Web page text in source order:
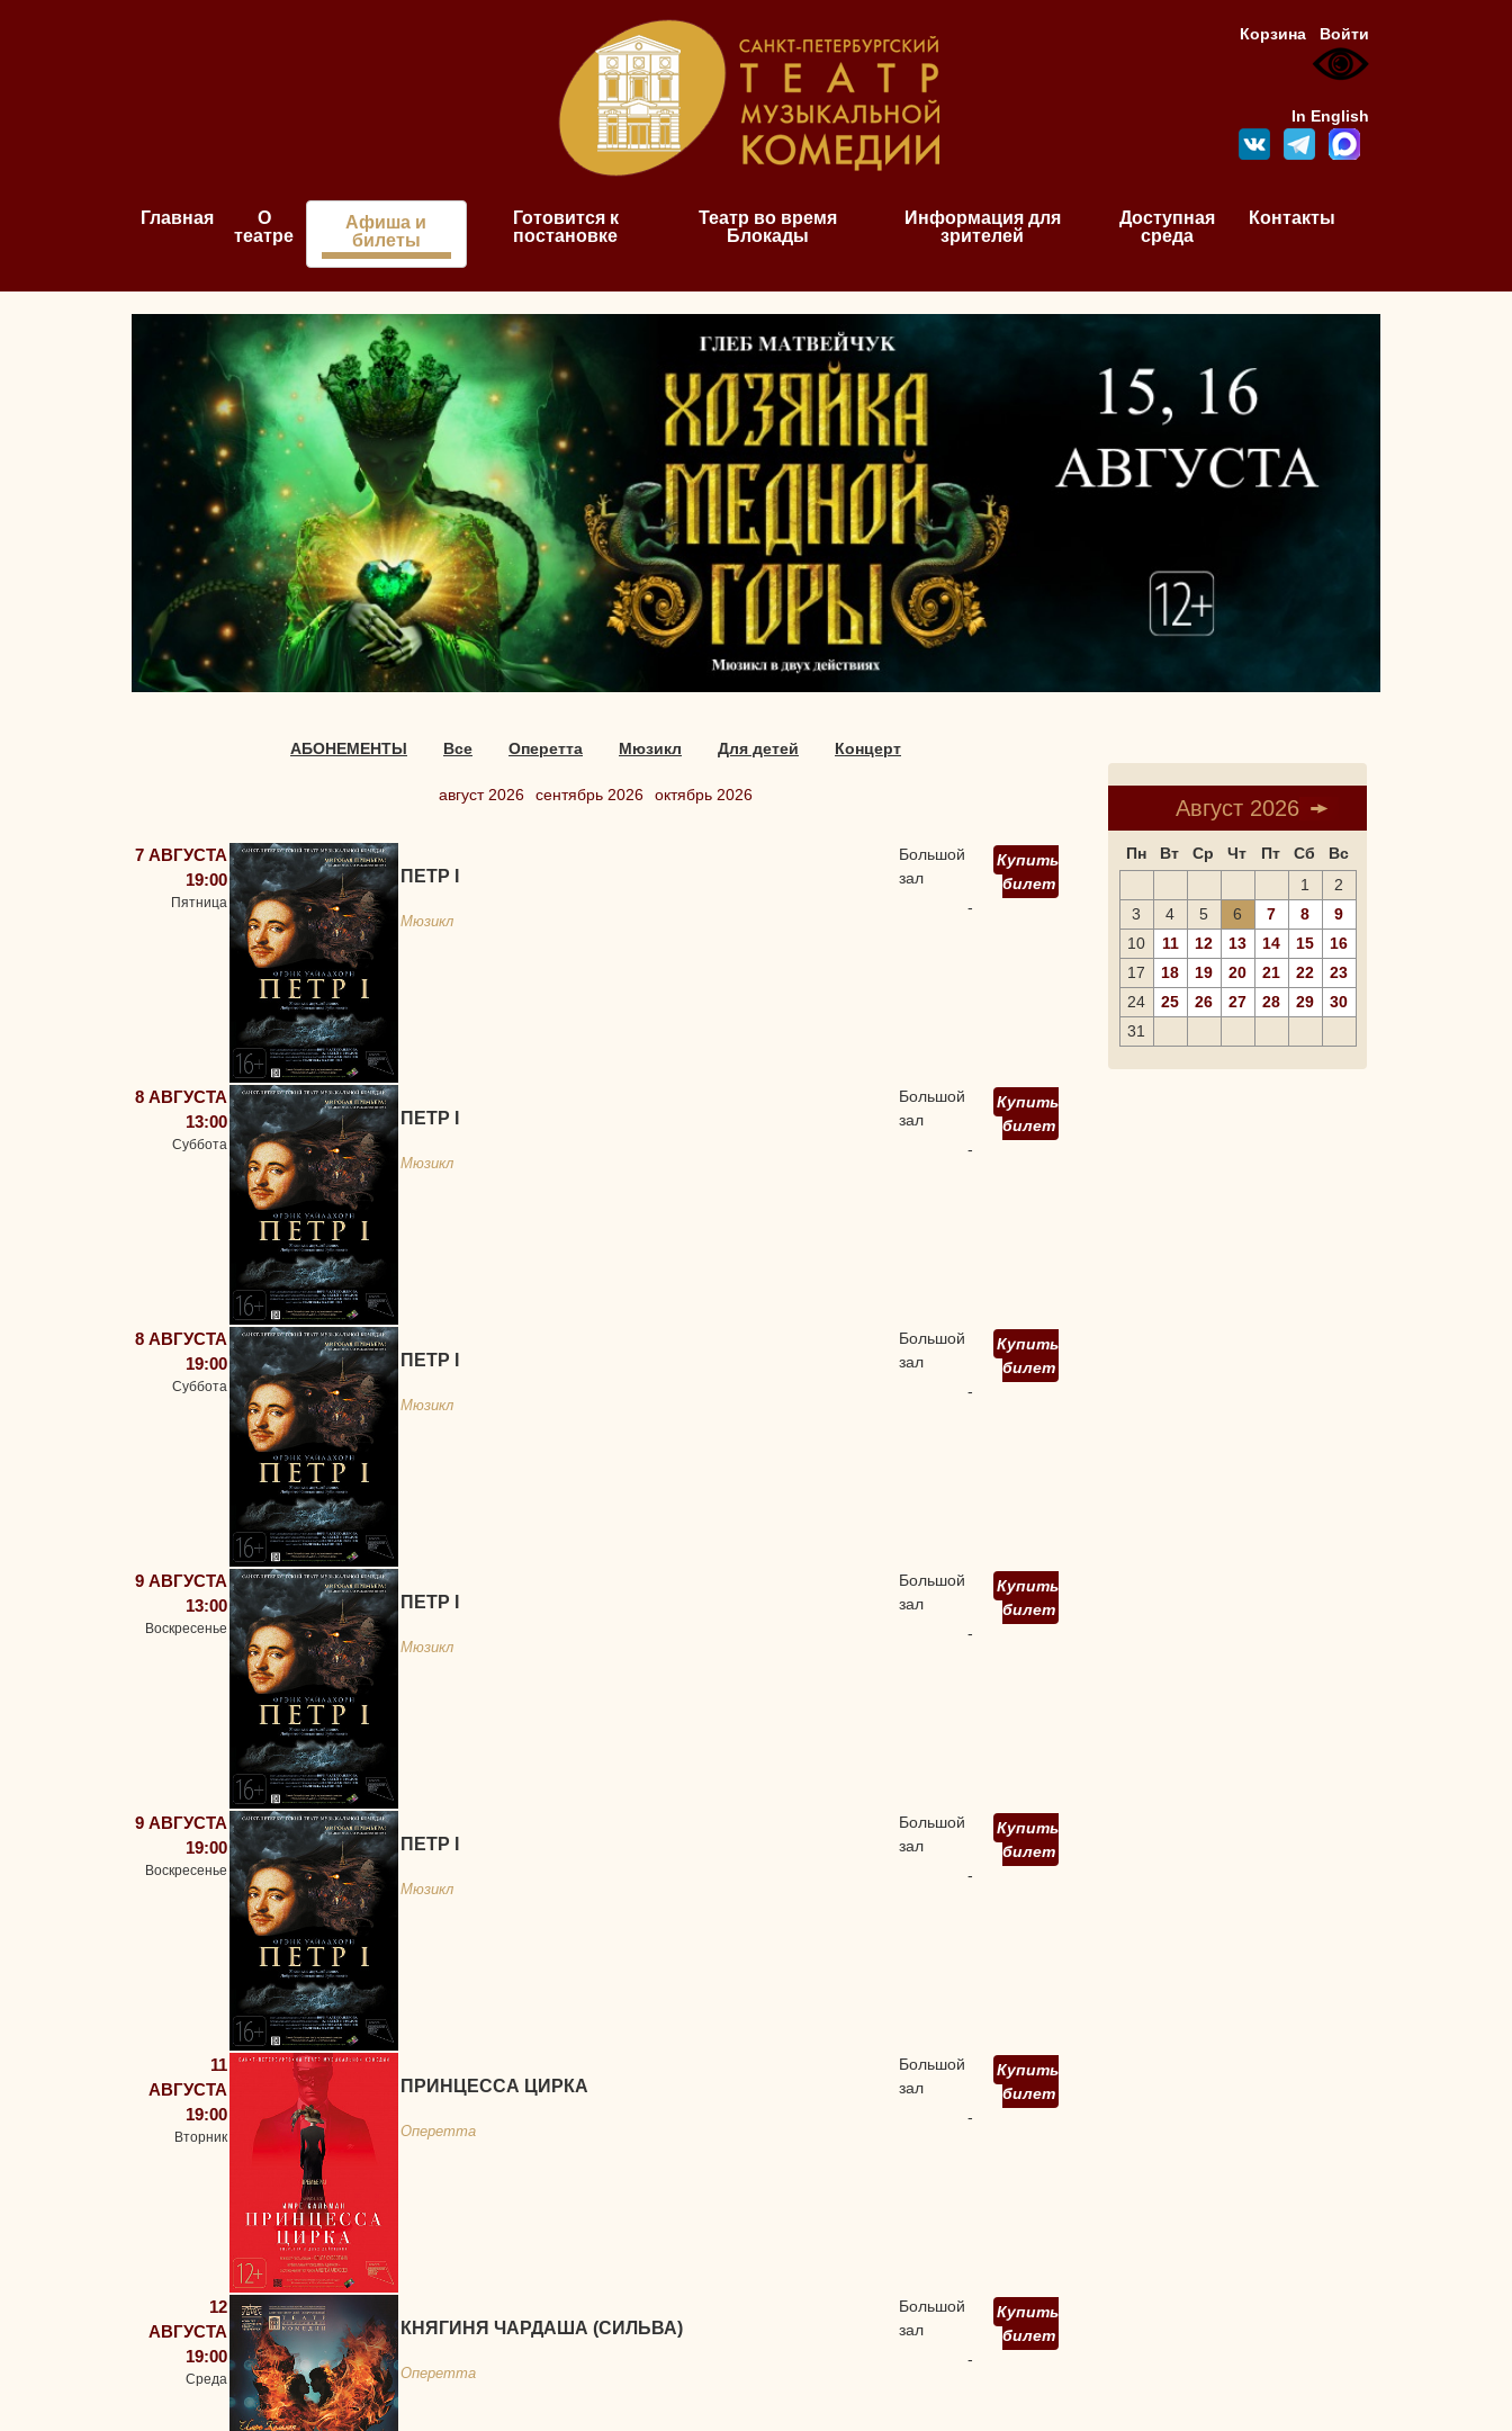
Корзина Войти
In English
Главная
О
театре
Афиша и
билеты
Готовится к
постановке
Театр во время
Блокады
Информация для
зрителей
Доступная
среда
Контакты
АБОНЕМЕНТЫ Все Оперетта Мюзикл Для детей Концерт
август 2026 сентябрь 2026 октябрь 2026
7 АВГУСТА
19:00
Пятница
ПЕТР I
Мюзикл
Большой
зал
Купить
билет
-
8 АВГУСТА
13:00
Суббота
ПЕТР I
Мюзикл
Большой
зал
Купить
билет
-
8 АВГУСТА
19:00
Суббота
ПЕТР I
Мюзикл
Большой
зал
Купить
билет
-
9 АВГУСТА
13:00
Воскресенье
ПЕТР I
Мюзикл
Большой
зал
Купить
билет
-
9 АВГУСТА
19:00
Воскресенье
ПЕТР I
Мюзикл
Большой
зал
Купить
билет
-
11
АВГУСТА
19:00
Вторник
ПРИНЦЕССА ЦИРКА
Оперетта
Большой
зал
Купить
билет
-
12
АВГУСТА
19:00
Среда
КНЯГИНЯ ЧАРДАША (СИЛЬВА)
Оперетта
Большой
зал
Купить
билет
-
Август 2026
Пн Вт Ср Чт Пт Сб
Вс
1
2
3
4 5 6 7 8
9
10
11 12 13 14 15
16
17
18 19 20 21 22
23
24
25 26 27 28 29
30
31